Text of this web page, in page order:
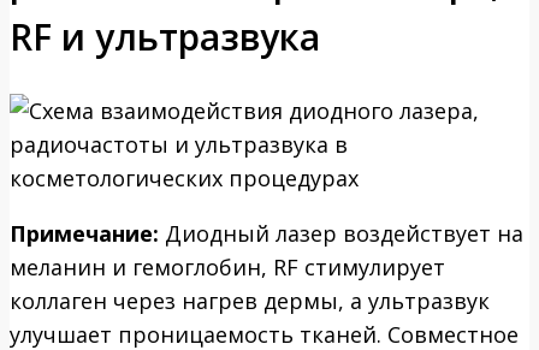
RF и ультразвука
Примечание: Диодный лазер воздействует на
меланин и гемоглобин, RF стимулирует
коллаген через нагрев дермы, а ультразвук
улучшает проницаемость тканей. Совместное